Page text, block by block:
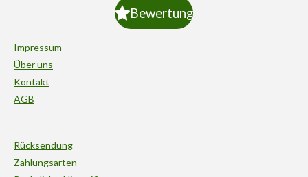
Bewertung
Impressum
Über uns
Kontakt
AGB
Rücksendung
Zahlungsarten